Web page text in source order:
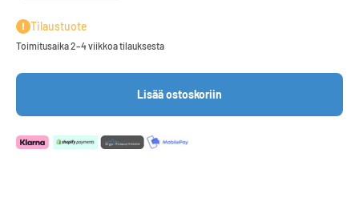
Tilaustuote
Toimitusaika 2–4 viikkoa tilauksesta
Lisää ostoskoriin